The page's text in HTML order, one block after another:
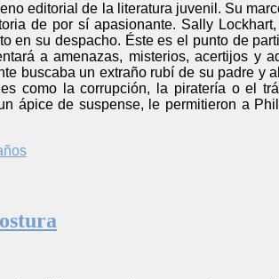
editorial de la literatura juvenil. Su
de por sí apasionante. Sally
en su despacho. Éste es el punto de
a amenazas, misterios, acertijos y
buscaba un extraño rubí de su padre y
como la corrupción, la piratería o el
ápice de suspense, le permitieron a